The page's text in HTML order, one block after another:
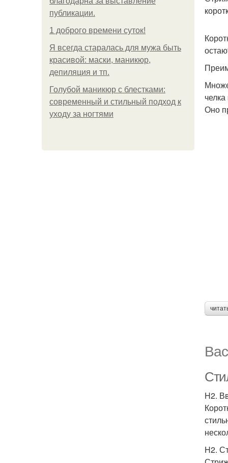
публикации.
1 доброго времени суток!
Я всегда старалась для мужа быть
красивой: маски, маникюр,
депиляция и тп.
Голубой маникюр с блестками:
современный и стильный подход к
уходу за ногтями
Оно
H2.
H2.